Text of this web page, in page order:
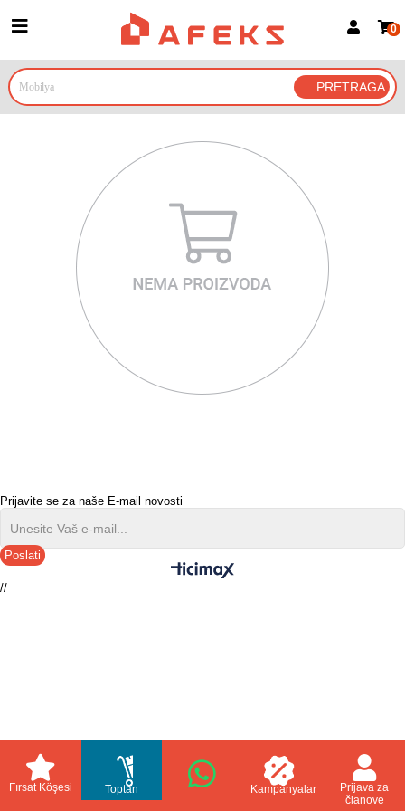
Prijava za članove
Prijavite se Google nalogom
0
Prijavite se za naše E-mail novosti
Poslati
//
Fırsat Köşesi Toptan Kampanyalar
Prijava za
članove